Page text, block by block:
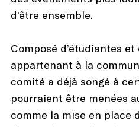
d’être ensemble.
Composé d’étudiantes
appartenant à la
comité a déjà songé à
pourraient être menées
comme la mise en place